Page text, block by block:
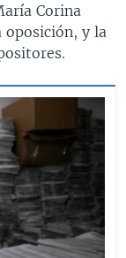
Corina
oposición, y la